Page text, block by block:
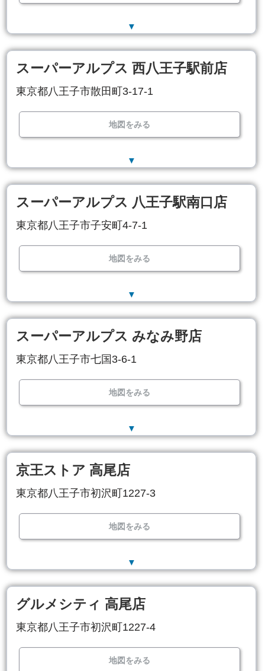
▼
スーパーアルプス 西八王子駅前店
東京都八王子市散田町3-17-1
地図をみる
▼
スーパーアルプス 八王子駅南口店
東京都八王子市子安町4-7-1
地図をみる
▼
スーパーアルプス みなみ野店
東京都八王子市七国3-6-1
地図をみる
▼
京王ストア 高尾店
東京都八王子市初沢町1227-3
地図をみる
▼
グルメシティ 高尾店
東京都八王子市初沢町1227-4
地図をみる